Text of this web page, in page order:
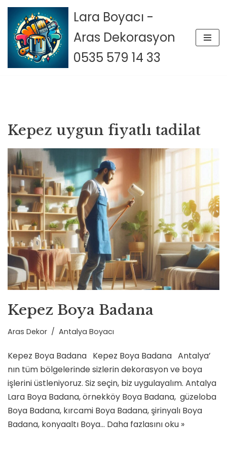
İçeriğe
geç
Lara Boyacı -
Aras Dekorasyon
0535 579 14 33
Kepez uygun fiyatlı tadilat
Kepez Boya Badana
Aras Dekor Antalya Boyacı
Kepez Boya Badana Kepez Boya Badana Antalya’
nın tüm bölgelerinde sizlerin dekorasyon ve boya
işlerini üstleniyoruz. Siz seçin, biz uygulayalım. Antalya
Lara Boya Badana, örnekköy Boya Badana, güzeloba
Boya Badana, kırcami Boya Badana, şirinyalı Boya
Badana, konyaaltı Boya… Daha fazlasını oku »